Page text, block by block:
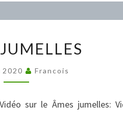
JUMELLES
2020 Francois
sur le Âmes jumelles: